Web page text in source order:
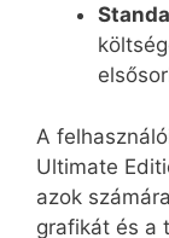
A
Ultimate
azok
grafikát és a